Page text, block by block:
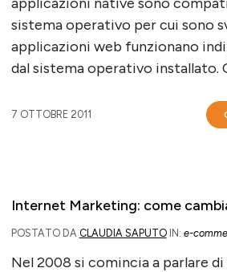
sistema operativo per cui sono
applicazioni web funzionano
dal sistema operativo installato.
7 OTTOBRE 2011
Internet Marketing: come
POSTATO DA CLAUDIA SAPUTOIN: e-
Nel 2008 si comincia a parlare